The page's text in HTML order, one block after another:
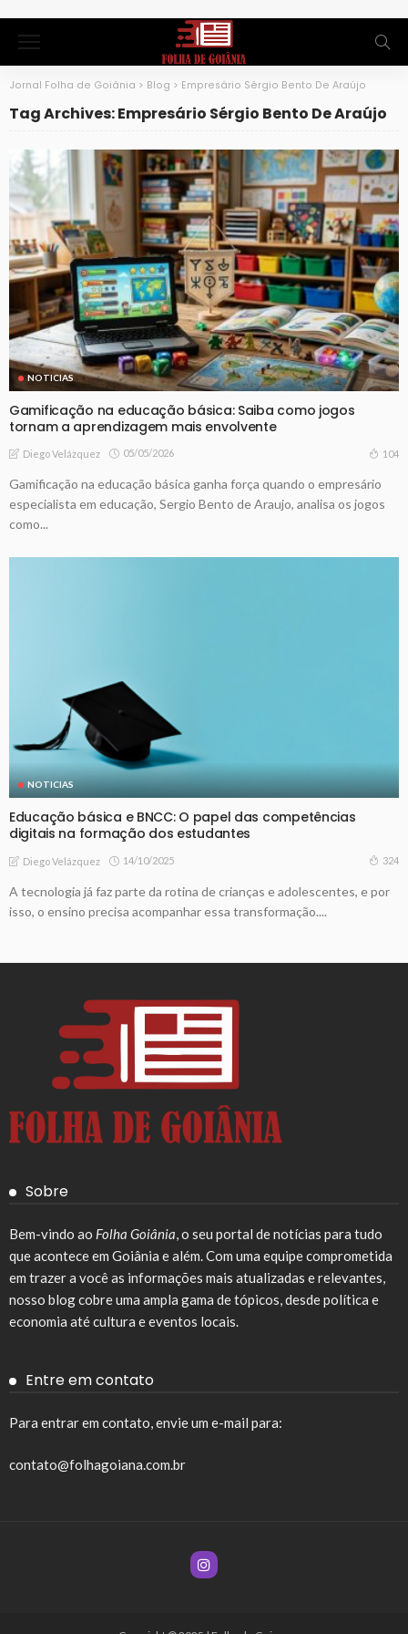
Jornal Folha de Goiânia > Blog > Empresário Sérgio Bento De Araújo
Tag Archives: Empresário Sérgio Bento De Araújo
NOTICIAS
Gamificação na educação básica: Saiba como jogos
tornam a aprendizagem mais envolvente
Diego Velázquez 05/05/2026 104
Gamificação na educação básica ganha força quando o empresário
especialista em educação, Sergio Bento de Araujo, analisa os jogos
como...
NOTICIAS
Educação básica e BNCC: O papel das competências
digitais na formação dos estudantes
Diego Velázquez 14/10/2025 324
A tecnologia já faz parte da rotina de crianças e adolescentes, e por
isso, o ensino precisa acompanhar essa transformação....
Sobre
Bem-vindo ao Folha Goiânia , o seu portal de notícias para tudo
que acontece em Goiânia e além. Com uma equipe comprometida
em trazer a você as informações mais atualizadas e relevantes,
nosso blog cobre uma ampla gama de tópicos, desde política e
economia até cultura e eventos locais.
Entre em contato
Para entrar em contato, envie um e-mail para:
contato@folhagoiana.com.br